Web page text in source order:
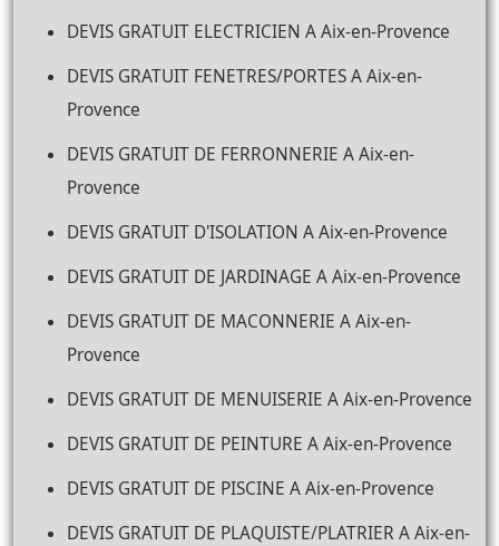
DEVIS GRATUIT ELECTRICIEN A Aix-en-Provence
DEVIS GRATUIT FENETRES/PORTES A Aix-en-
Provence
DEVIS GRATUIT DE FERRONNERIE A Aix-en-
Provence
DEVIS GRATUIT D'ISOLATION A Aix-en-Provence
DEVIS GRATUIT DE JARDINAGE A Aix-en-Provence
DEVIS GRATUIT DE MACONNERIE A Aix-en-
Provence
DEVIS GRATUIT DE MENUISERIE A Aix-en-Provence
DEVIS GRATUIT DE PEINTURE A Aix-en-Provence
DEVIS GRATUIT DE PISCINE A Aix-en-Provence
DEVIS GRATUIT DE PLAQUISTE/PLATRIER A Aix-en-